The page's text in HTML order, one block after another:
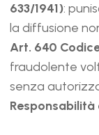
633/1941):
la diffusione
Art. 640
fraudolente
senza
Responsabilità